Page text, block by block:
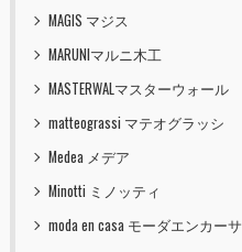
MAGIS マジス
MARUNIマルニ木工
MASTERWALマスターウォール
matteograssi マテオグラッシ
Medea メデア
Minotti ミノッティ
moda en casa モーダエンカーサ